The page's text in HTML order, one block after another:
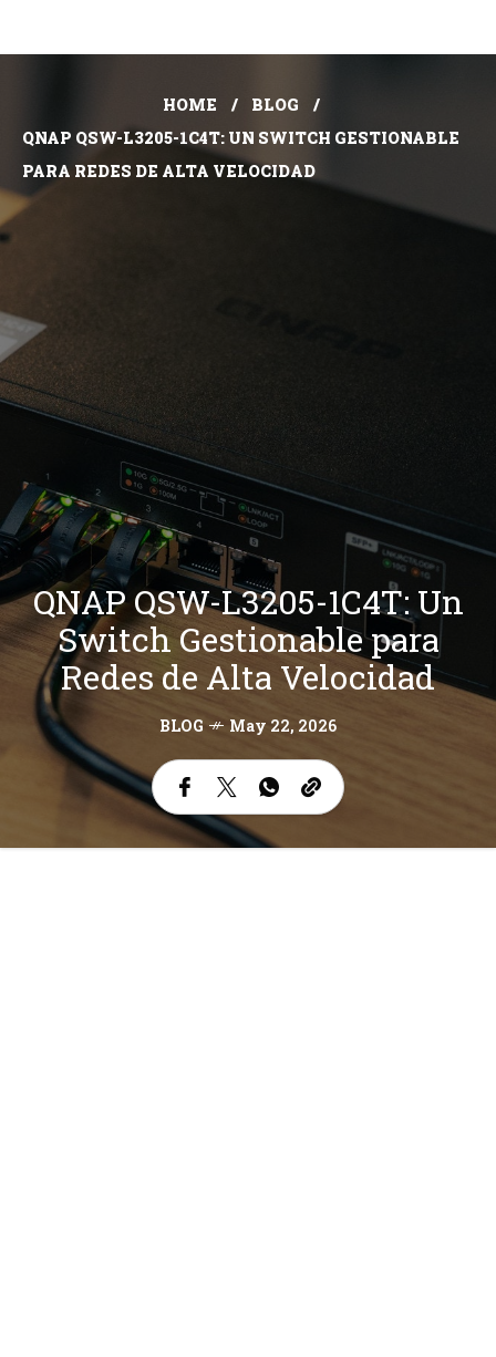
HOME
BLOG
QNAP QSW-L3205-1C4T: UN SWITCH GESTIONABLE
PARA REDES DE ALTA VELOCIDAD
QNAP QSW-L3205-1C4T: Un
Switch Gestionable para
Redes de Alta Velocidad
BLOG May 22, 2026